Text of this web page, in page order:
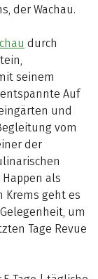
der Wachau.
durch
seinem
Auf
und
vom
der
als
Krems geht es
um
Tage Revue